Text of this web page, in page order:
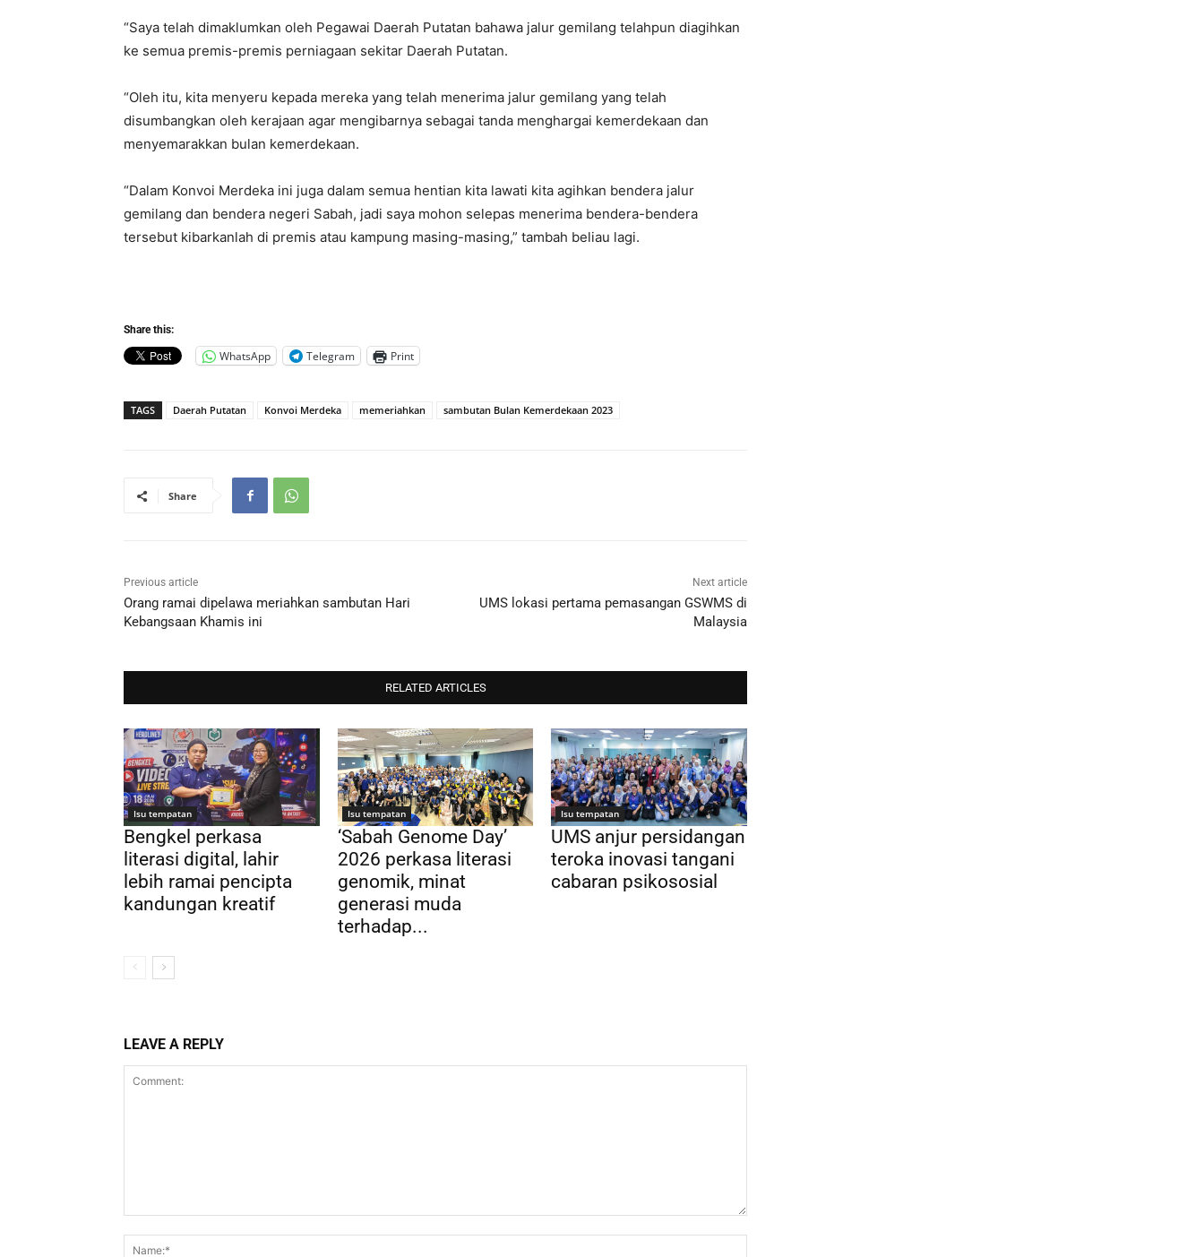
“Saya telah dimaklumkan oleh Pegawai Daerah Putatan bahawa jalur gemilang telahpun diagihkan
ke semua premis-premis perniagaan sekitar Daerah Putatan.
“Oleh itu, kita menyeru kepada mereka yang telah menerima jalur gemilang yang telah
disumbangkan oleh kerajaan agar mengibarnya sebagai tanda menghargai kemerdekaan dan
menyemarakkan bulan kemerdekaan.
“Dalam Konvoi Merdeka ini juga dalam semua hentian kita lawati kita agihkan bendera jalur
gemilang dan bendera negeri Sabah, jadi saya mohon selepas menerima bendera-bendera
tersebut kibarkanlah di premis atau kampung masing-masing,” tambah beliau lagi.
Share this:
WhatsApp Telegram Print
TAGS Daerah Putatan Konvoi Merdeka memeriahkan sambutan Bulan Kemerdekaan 2023
Share
Previous article
Orang ramai dipelawa meriahkan sambutan Hari
Kebangsaan Khamis ini
Next article
UMS lokasi pertama pemasangan GSWMS di
Malaysia
RELATED ARTICLES
Isu tempatan
Bengkel perkasa
literasi digital, lahir
lebih ramai pencipta
kandungan kreatif
Isu tempatan
‘Sabah Genome Day’
2026 perkasa literasi
genomik, minat
generasi muda
terhadap...
Isu tempatan
UMS anjur persidangan
teroka inovasi tangani
cabaran psikososial
LEAVE A REPLY